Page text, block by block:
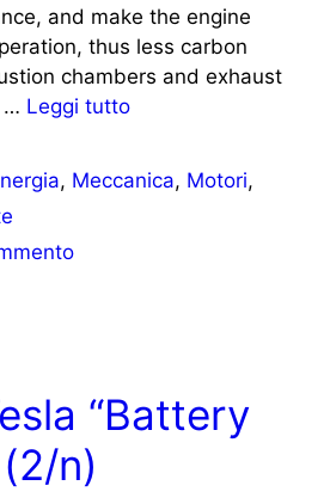
and make the engine
thus less carbon
chambers and exhaust
… Leggi tutto
, Meccanica, Motori,
“Battery
n)